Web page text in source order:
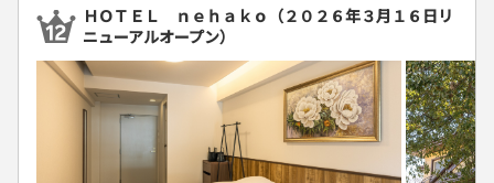
ＨＯＴＥＬ ｎｅｈａｋｏ（２０２６年３月１６日リ
ニューアルオープン）